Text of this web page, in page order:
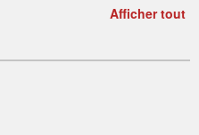
Afficher tout